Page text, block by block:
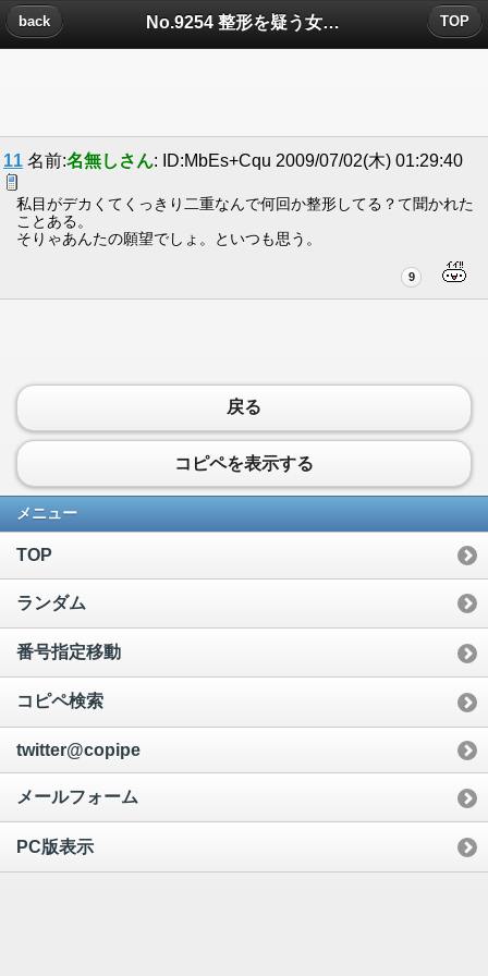
No.9254 整形を疑う女の怖さについたコメント
back TOP
11 名前:名無しさん: ID:MbEs+Cqu 2009/07/02(木) 01:29:40
私目がデカくてくっきり二重なんで何回か整形してる？て聞かれた
ことある。
そりゃあんたの願望でしょ。といつも思う。
9
戻る
コピペを表示する
メニュー
TOP
ランダム
番号指定移動
コピペ検索
twitter@copipe
メールフォーム
PC版表示